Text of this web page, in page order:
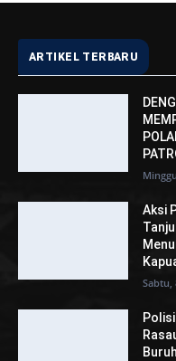
ARTIKEL TERBARU
Aksi
Sabtu,